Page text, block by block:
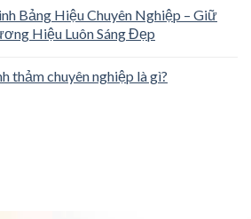
Bảng Hiệu Chuyên Nghiệp – Giữ
Hiệu Luôn Sáng Đẹp
thảm chuyên nghiệp là gì?